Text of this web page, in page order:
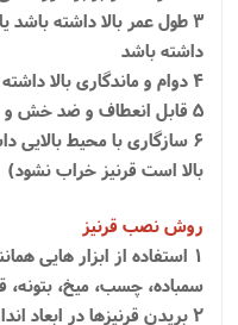
3 طول عمر بالا داشته
داشته باشد
4 دوام و ماندگاری بالا داشته باشد
5 قابل انعطاف و ضد خش و ضد ضربه باشد
6 سازگاری با محیط
بالا است قرنیز خراب نشود)
روش نصب قرنیز
1 استفاده از ابزار هایی
سمباده، چسب، میخ، بتونه،
2 بریدن قرنیزها در ابعاد اندازه گیری شده با استفاده از اره